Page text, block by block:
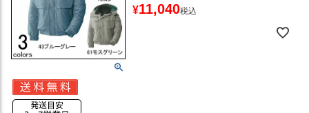
¥11,040税込